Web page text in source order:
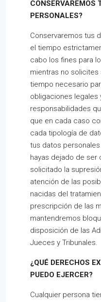
CONSERVAREMOS
PERSONALES?
Conservaremos tus
el tiempo
cabo los fines para
mientras no solicites
tiempo necesario
obligaciones legales
responsabilidades
que en cada caso
cada tipología de
tus datos
hayas dejado de ser
solicitado la
atención de las
nacidas del
prescripción de las
mantendremos
disposición de las
Jueces y Tribunales.
¿QUÉ DERECHOS
PUEDO EJERCER?
Cualquier persona